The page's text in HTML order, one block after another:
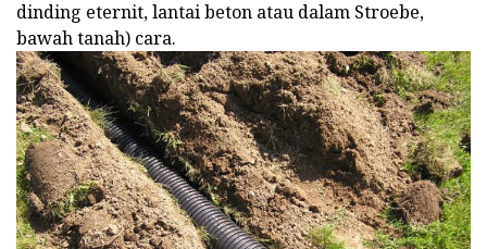
dinding eternit, lantai beton atau dalam Stroebe,
bawah tanah) cara.